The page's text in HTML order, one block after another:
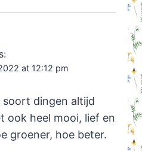
at 12:12 pm
dingen altijd
ook heel mooi, lief en
groener, hoe beter.